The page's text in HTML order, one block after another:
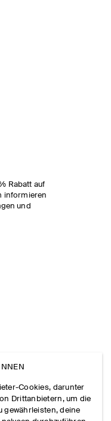
Rabatt auf
informieren
und
Cookies, darunter
Drittanbietern, um die
gewährleisten, deine